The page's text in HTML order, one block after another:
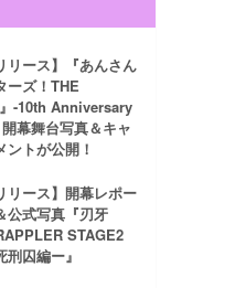
リース】『あんさん
ーズ！THE
-10th Anniversary
幕舞台写真＆キャ
ントが公開！
リース】開幕レポー
公式写真『刃牙
STAGE2
刑囚編ー』